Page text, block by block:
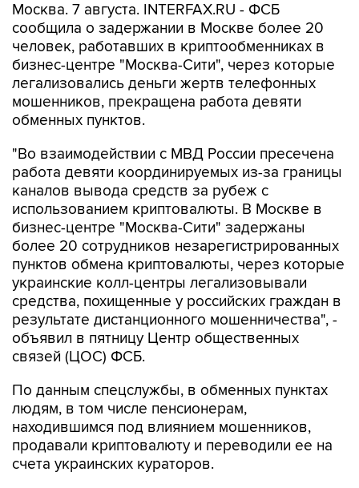
Москва. 7 августа. INTERFAX.RU - ФСБ
сообщила о задержании в Москве более 20
человек, работавших в криптообменниках в
бизнес-центре "Москва-Сити", через которые
легализовались деньги жертв телефонных
мошенников, прекращена работа девяти
обменных пунктов.
"Во взаимодействии с МВД России пресечена
работа девяти координируемых из-за границы
каналов вывода средств за рубеж с
использованием криптовалюты. В Москве в
бизнес-центре "Москва-Сити" задержаны
более 20 сотрудников незарегистрированных
пунктов обмена криптовалюты, через которые
украинские колл-центры легализовывали
средства, похищенные у российских граждан в
результате дистанционного мошенничества", -
объявил в пятницу Центр общественных
связей (ЦОС) ФСБ.
По данным спецслужбы, в обменных пунктах
людям, в том числе пенсионерам,
находившимся под влиянием мошенников,
продавали криптовалюту и переводили ее на
счета украинских кураторов.